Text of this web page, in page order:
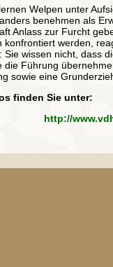
Welpen unter
benehmen als
Anlass zur Furcht
konfrontiert werden,
Sie wissen nicht, dass
die Führung
sowie eine
finden Sie unter:
http://